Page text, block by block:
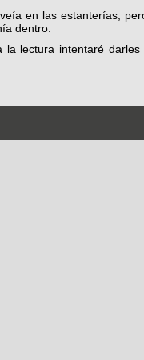
en las estanterías,
dentro.
lectura intentaré